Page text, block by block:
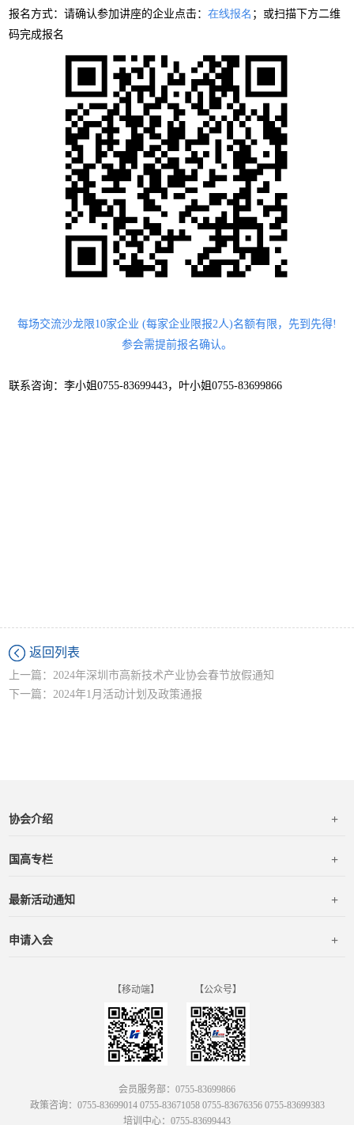
报名方式：请确认参加讲座的企业点击：在线报名 ；或扫描下方二维
码完成报名
每场交流沙龙限10家企业 (每家企业限报2人)名额有限，先到先得!
参会需提前报名确认。
联系咨询：李小姐0755-83699443，叶小姐0755-83699866
返回列表
上一篇：2024年深圳市高新技术产业协会春节放假通知
下一篇：2024年1月活动计划及政策通报
协会介绍 +
国高专栏 +
最新活动通知 +
申请入会 +
【移动端】 【公众号】
会员服务部：0755-83699866
政策咨询：0755-83699014 0755-83671058 0755-83676356 0755-83699383
培训中心：0755-83699443